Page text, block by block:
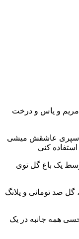
مریم و یاس و درخت
اسپری عاشقش میشی
کنی
وسط یک باغ گل توی
صد تومانی و یلانگ
همه جانبه در یک